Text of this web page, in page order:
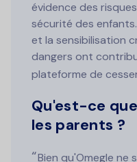
évidence des
sécurité des
et la sensibilisation
dangers ont
plateforme de
Qu'est-ce
les parents ?
Bien qu'Omegle ne